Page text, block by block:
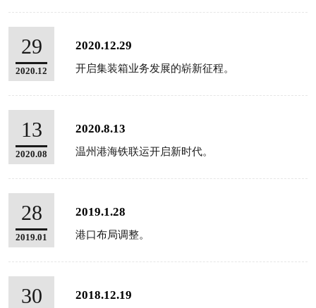
29
2020.12
2020.12.29
开启集装箱业务发展的崭新征程。
13
2020.08
2020.8.13
温州港海铁联运开启新时代。
28
2019.01
2019.1.28
港口布局调整。
30 2018.12.19